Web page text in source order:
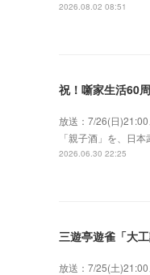
2026.08.02 08:51
祝！噺家生活60
放送：7/26(日
「親子酒」を、日
2026.06.30 22:25
三遊亭遊雀「大
放送：7/25(土